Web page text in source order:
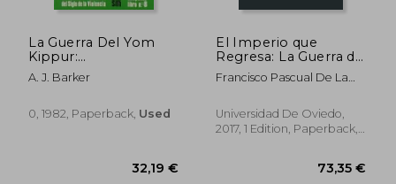
La Guerra Del Yom
Kippur:
Enfrentamiento
Arabe-israeli 1973 (san
Siglo De La Violencia-
A. J. Barker
0, 1982, Paperback, Used
El Imperio que
Regresa: La Guerra de
Ucrania 2014-2017:
Origen, Desarrollo,
Internacional y
Consecuencias (in
Francisco Pascual De La
Universidad De Oviedo,
2017, 1 Edition, Paperback,